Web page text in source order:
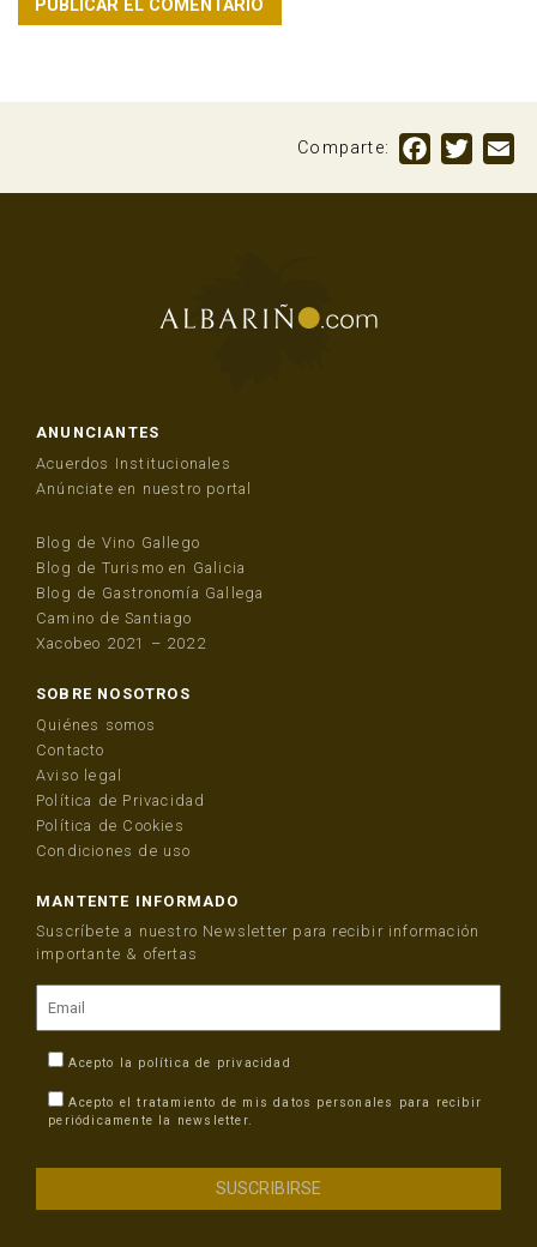
Comparte: Facebook
ANUNCIANTES
Acuerdos Institucionales
Anúnciate en nuestro portal
Blog de Vino Gallego
Blog de Turismo en Galicia
Blog de Gastronomía Gallega
Camino de Santiago
Xacobeo 2021 – 2022
SOBRE NOSOTROS
Quiénes somos
Contacto
Aviso legal
Política de Privacidad
Política de Cookies
Condiciones de uso
MANTENTE INFORMADO
Suscríbete a nuestro Newsletter para recibir información
importante & ofertas
Acepto la política de privacidad
Acepto el tratamiento de mis datos personales para recibir
periódicamente la newsletter.